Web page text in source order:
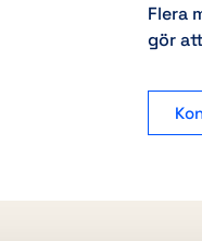
Flera
gör